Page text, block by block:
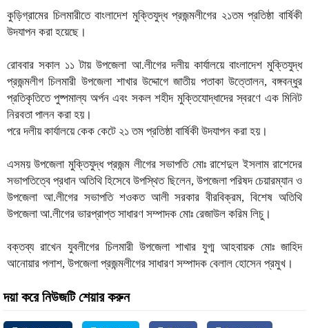
কুড়িগ্রামের চিলমারীতে বাংলাদেশ মুক্তিযুদ্ধ প্রজন্মলীগের ২১তম প্রতিষ্ঠা বার্ষিকী
উদযাপন করা হয়েছে।
রোববার সকাল ১১ টায় উপজেলা আ.লীগের দলীয় কার্যালয়ে বাংলাদেশ মুক্তিযুদ্ধ
প্রজন্মলীগ চিলমারী উপজেলা শাখার উদ্দোগে জাতীয় পতাকা উত্তোলন, বঙ্গবন্ধুর
প্রতিকৃতিতে পুষ্পমাল্য অর্পন এবং সকল শহীদ মুক্তিযোদ্ধাদের স্বরণে এক মিনিট
নিরবতা পালন করা হয়।
পরে দলীয় কার্যালয়ে কেক কেটে ২১ তম প্রতিষ্ঠা বার্ষিকী উদযাপন করা হয়।
এসময় উপজেলা মুক্তিযুদ্ধ প্রজন্ম লীগের সভাপতি মোঃ রাশেদুল ইসলাম রাশেদের
সভাপতিত্বে প্রধান অতিথি হিসেবে উপস্থিত ছিলেন, উপজেলা পরিষদ চেয়ারম্যান ও
উপজেলা আ.লীগের সভাপতি শওকত আলী সরকার বীরবিক্রম, বিশেষ অতিথি
উপজেলা আ.লীগের ভারপ্রাপ্ত সাধারণ সম্পাদক মোঃ রেজাউল করিম লিচু।
বক্তব্য রাখেন যুবলীগের চিলমারী উপজেলা শাখার যুগ্ম আহবায়ক মোঃ জাহিদ
আনোয়ার পলাশ, উপজেলা প্রজন্মলীগের সাধারণ সম্পাদক বেলাল হোসেন প্রমুখ।
দয়া করে নিউজটি শেয়ার করুন